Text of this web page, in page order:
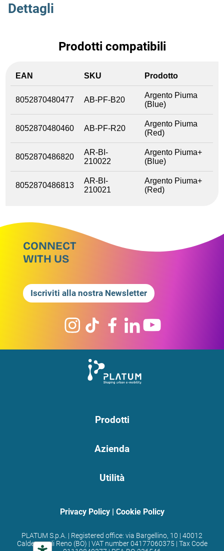
Dettagli
Prodotti compatibili
EAN SKU Prodotto
8052870480477 AB-PF-B20
Argento Piuma
(Blue)
8052870480460 AB-PF-R20
Argento Piuma
(Red)
8052870486820
AR-BI-
210022
Argento Piuma+
(Blue)
8052870486813
AR-BI-
210021
Argento Piuma+
(Red)
CONNECT
WITH US
Iscriviti alla nostra Newsletter
Prodotti
Azienda
Utilità
Privacy Policy| Cookie Policy
PLATUM S.p.A. | Registered office: via Bargellino, 10 | 40012
Calderara di Reno (BO) | VAT number 04177060375 | Tax Code